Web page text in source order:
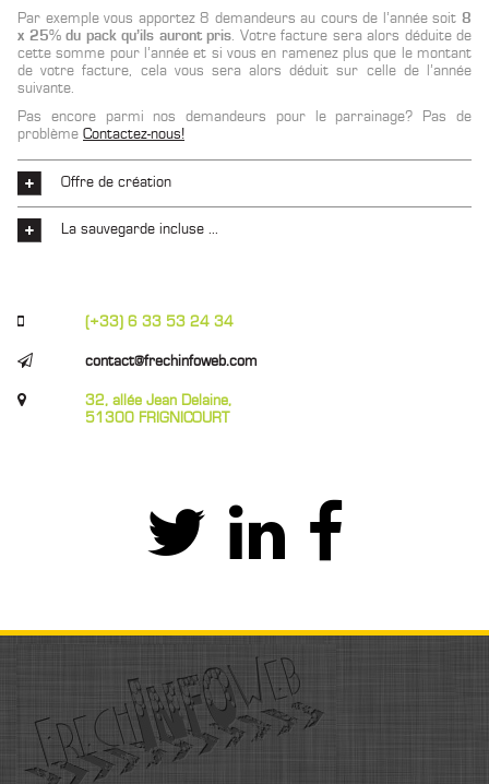
Par exemple vous apportez 8 demandeurs au cours de l’année soit 8
x 25% du pack qu’ils auront pris. Votre facture sera alors déduite de
cette somme pour l’année et si vous en ramenez plus que le montant
de votre facture, cela vous sera alors déduit sur celle de l’année
suivante.
Pas encore parmi nos demandeurs pour le parrainage? Pas de
problème Contactez-nous!
Offre de création
La sauvegarde incluse ...
(+33) 6 33 53 24 34
contact@frechinfoweb.com
32, allée Jean Delaine,
51300 FRIGNICOURT